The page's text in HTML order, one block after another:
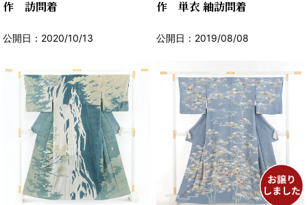
作 訪問着
公開日：2020/10/13
作 単衣 紬訪問着
公開日：2019/08/08